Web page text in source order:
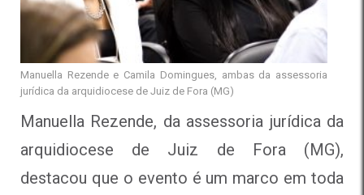
Manuella Rezende e Camila Domingues, ambas da assessoria
jurídica da arquidiocese de Juiz de Fora (MG)
Manuella Rezende, da assessoria jurídica da
arquidiocese de Juiz de Fora (MG),
destacou que o evento é um marco em toda